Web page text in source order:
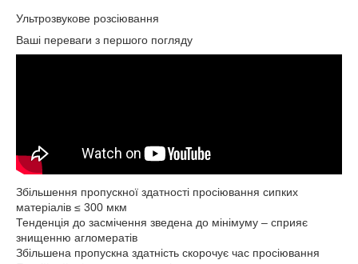
Ультрозвукове розсіювання
Ваші переваги з першого погляду
Збільшення пропускної здатності просіювання сипких
матеріалів ≤ 300 мкм
Тенденція до засмічення зведена до мінімуму – сприяє
знищенню агломератів
Збільшена пропускна здатність скорочує час просіювання